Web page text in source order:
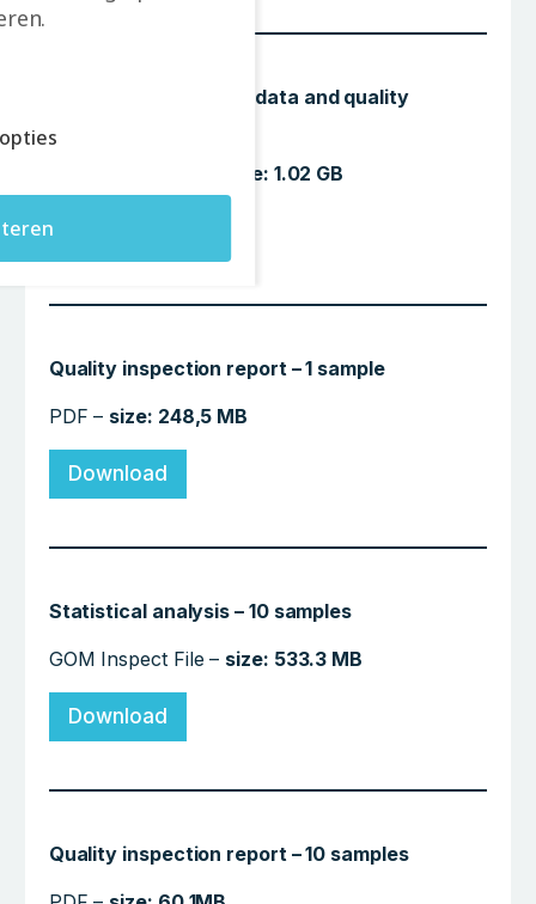
CT Scan with volume data and quality
size: 1.02 GB
Quality inspection report – 1 sample
PDF – size: 248,5 MB
Download
Statistical analysis – 10 samples
GOM Inspect File – size: 533.3 MB
Download
Quality inspection report – 10 samples